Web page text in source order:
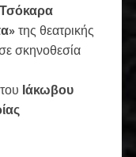
Τσόκαρα
της θεατρικής
σκηνοθεσία
του Ιάκωβου